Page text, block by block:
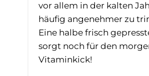
vor allem in der kalten
häufig angenehmer zu
Eine halbe frisch
sorgt noch für den
Vitaminkick!